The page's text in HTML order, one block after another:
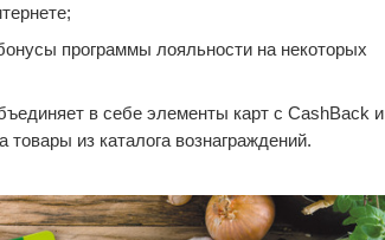
программы лояльности на некоторых
в себе элементы карт с CashBack и
из каталога вознаграждений.